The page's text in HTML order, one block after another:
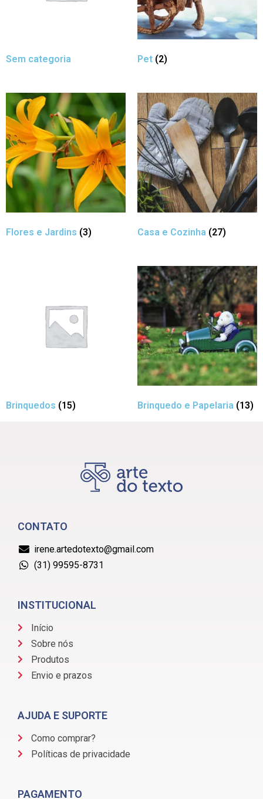
Sem categoria Pet (2)
Flores e Jardins (3) Casa e Cozinha (27)
Brinquedos (15) Brinquedo e Papelaria (13)
CONTATO
irene.artedotexto@gmail.com
(31) 99595-8731
INSTITUCIONAL
Início
Sobre nós
Produtos
Envio e prazos
AJUDA E SUPORTE
Como comprar?
Políticas de privacidade
PAGAMENTO